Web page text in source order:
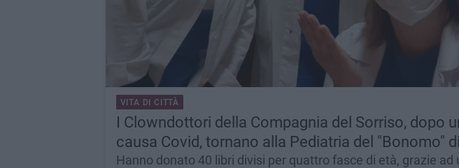
VITA DI CITTÀ
I Clowndottori della Compagnia del Sorriso, dopo
causa Covid, tornano alla Pediatria del "Bonomo"
Hanno donato 40 libri divisi per quattro fasce di età, grazie ad